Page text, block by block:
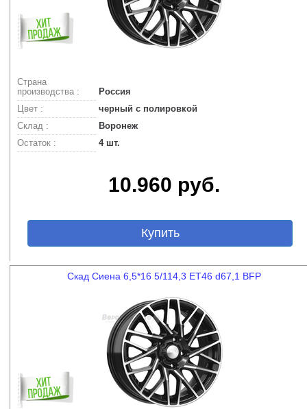
Страна
производства :
Россия
Цвет :
черный с полировкой
Склад :
Воронеж
Остаток :
4 шт.
10.960 руб.
Купить
Скад Сиена 6,5*16 5/114,3 ET46 d67,1 BFP